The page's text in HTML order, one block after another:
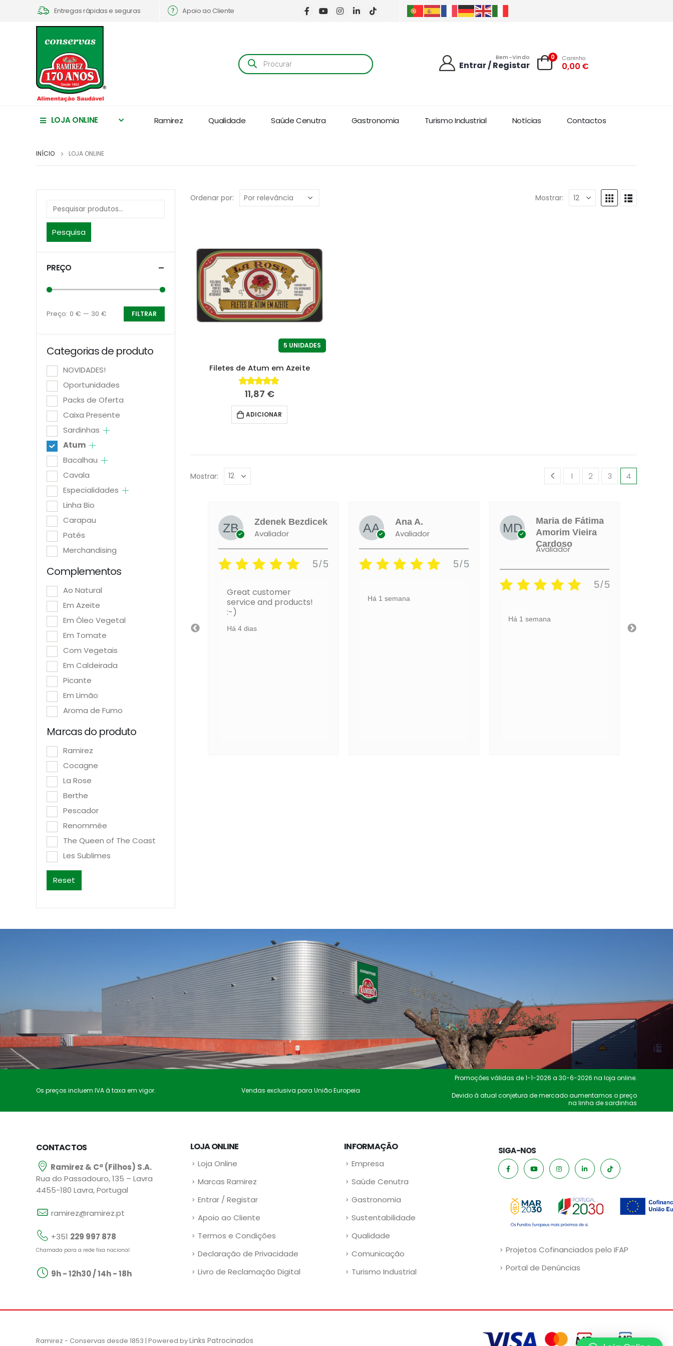
Entregas rápidas e seguras Apoio ao Cliente
Products
search
Bem-Vindo
Entrar / Registar
0 Carrinho
0,00 €
LOJA ONLINE Ramirez Qualidade Saúde Cenutra Gastronomia Turismo Industrial Notícias Contactos
INÍCIO LOJA ONLINE
Ordenar por: Mostrar:
5 UNIDADES
Filetes de Atum em Azeite
4.80fora de 5
11,87 €
ADICIONAR
Mostrar: 1 2 3 4
Tudo perfeito:
Rapidez e embalagem
Há 3 dias
Zdenek Bezdicek
Avaliador
5/5
Great customer
service and products!
:-)
Há 4 dias
Ana A.
Avaliador
5/5
Há 1 semana
Maria de Fátima
Amorim Vieira
Cardoso
Avaliador
5/5
Há 1 semana
Pesquisa
PREÇO
Preço
mínimo
Preço
máximo
FILTRAR
Preço: 0 € — 30 €
Categorias de produto
NOVIDADES!
Oportunidades
Packs de Oferta
Caixa Presente
Sardinhas
Atum
Bacalhau
Cavala
Especialidades
Linha Bio
Carapau
Patés
Merchandising
Complementos
Ao Natural
Em Azeite
Em Óleo Vegetal
Em Tomate
Com Vegetais
Em Caldeirada
Picante
Em Limão
Aroma de Fumo
Marcas do produto
Ramirez
Cocagne
La Rose
Berthe
Pescador
Renommée
The Queen of The Coast
Les Sublimes
Reset
Os preços incluem IVA à taxa em vigor. Vendas exclusiva para União Europeia
Promoções válidas de 1-1-2026 a 30-6-2026 na loja online.
Devido à atual conjetura de mercado aumentamos o preço
na linha de sardinhas
CONTACTOS
Ramirez & Cª (Filhos) S.A.
Rua do Passadouro, 135 – Lavra
4455-180 Lavra, Portugal
ramirez@ramirez.pt
+351 229 997 878
Chamada para a rede fixa nacional
9h - 12h30 / 14h - 18h
LOJA ONLINE
Loja Online
Marcas Ramirez
Entrar / Registar
Apoio ao Cliente
Termos e Condições
Declaração de Privacidade
Livro de Reclamação Digital
INFORMAÇÃO
Empresa
Saúde Cenutra
Gastronomia
Sustentabilidade
Qualidade
Comunicação
Turismo Industrial
SIGA-NOS
Projetos Cofinanciados pelo IFAP
Portal de Denúncias
Ramirez - Conservas desde 1853 | Powered byLinks Patrocinados